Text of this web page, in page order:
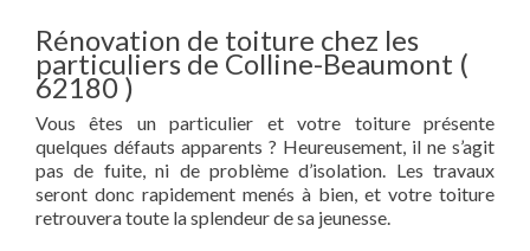
Rénovation de toiture chez les
particuliers de Colline-Beaumont (
62180 )
Vous êtes un particulier et votre toiture présente
quelques défauts apparents ? Heureusement, il ne s’agit
pas de fuite, ni de problème d’isolation. Les travaux
seront donc rapidement menés à bien, et votre toiture
retrouvera toute la splendeur de sa jeunesse.